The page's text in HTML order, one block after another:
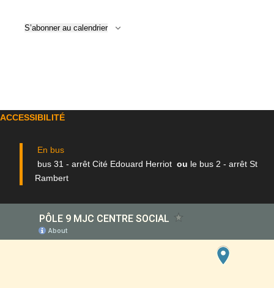
S’abonner au calendrier
ACCESSIBILITÉ
En bus
bus 31 - arrêt Cité Edouard Herriot ou le bus 2 - arrêt St
Rambert